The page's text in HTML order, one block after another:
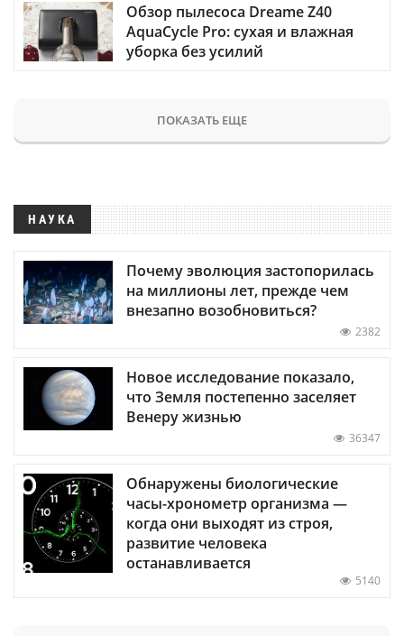
Обзор пылесоса Dreame Z40
AquaCycle Pro: сухая и влажная
уборка без усилий
ПОКАЗАТЬ ЕЩЕ
НАУКА
Почему эволюция застопорилась
на миллионы лет, прежде чем
внезапно возобновиться?
2382
Новое исследование показало,
что Земля постепенно заселяет
Венеру жизнью
36347
Обнаружены биологические
часы-хронометр организма —
когда они выходят из строя,
развитие человека
останавливается
5140